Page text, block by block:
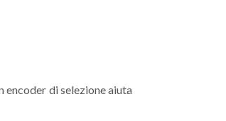
encoder di selezione aiuta